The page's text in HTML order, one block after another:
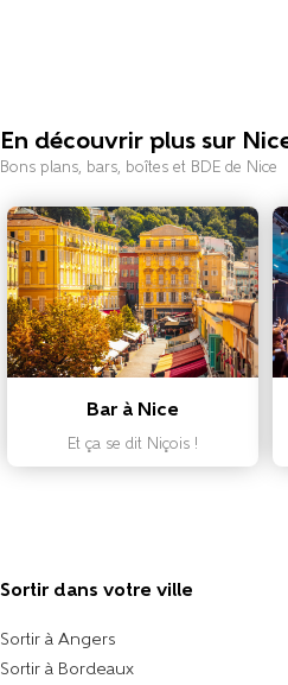
En découvrir plus sur
Bons plans, bars, boîtes et BDE de Nice
Bar à Nice
Et ça se dit Niçois !
Sortir dans votre ville​
Sortir à Angers
Sortir à Bordeaux